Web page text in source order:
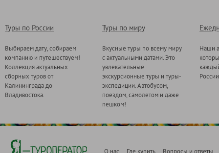
Туры по России
Выбираем дату, собираем
компанию и путешествуем!
Коллекция актуальных
сборных туров от
Калининграда до
Владивостока.
Туры по миру
Вкусные туры по всему миру
с актуальными датами. Это
увлекательные
экскурсионные туры и туры-
экспедиции. Автобусом,
поездом, самолетом и даже
пешком!
Наши